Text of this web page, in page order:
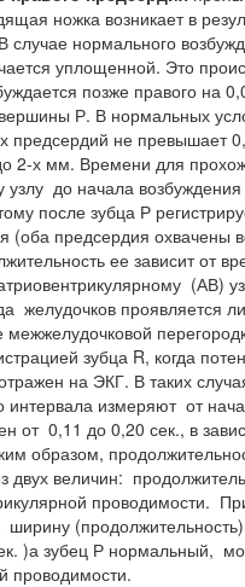
ножка возникает в
случае нормального
уплощенной. Это
позже правого на
Р. В нормальных
предсердий не превышает
2-х мм. Времени для
до начала
после зубца Р
(оба предсердия охвачены
ее зависит от
(АВ)
желудочков проявляется
зубца R, когда
на ЭКГ. В таких
интервала измеряют от
0,11 до 0,20 сек., в
образом,
двух величин:
проводимости.
)а зубец Р нормальный,
проводимости.